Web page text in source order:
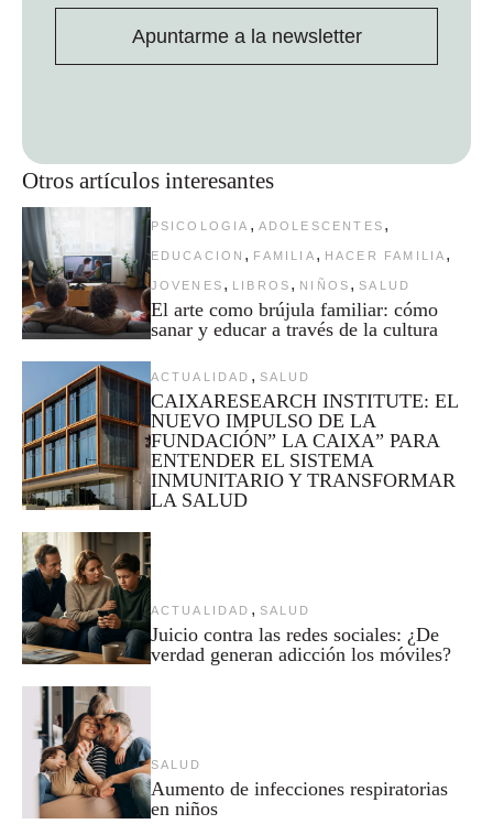
Otros artículos interesantes
PSICOLOGIA , ADOLESCENTES ,
EDUCACION , FAMILIA , HACER FAMILIA ,
JOVENES , LIBROS , NIÑOS , SALUD
El arte como brújula familiar: cómo
sanar y educar a través de la cultura
ACTUALIDAD , SALUD
CAIXARESEARCH INSTITUTE: EL
NUEVO IMPULSO DE LA
FUNDACIÓN” LA CAIXA” PARA
ENTENDER EL SISTEMA
INMUNITARIO Y TRANSFORMAR
LA SALUD
ACTUALIDAD , SALUD
Juicio contra las redes sociales: ¿De
verdad generan adicción los móviles?
SALUD
Aumento de infecciones respiratorias
en niños
Apuntarme a la newsletter